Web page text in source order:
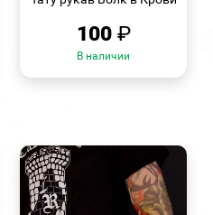
100 ₽
В наличии